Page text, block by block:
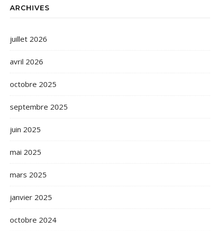
ARCHIVES
juillet 2026
avril 2026
octobre 2025
septembre 2025
juin 2025
mai 2025
mars 2025
janvier 2025
octobre 2024